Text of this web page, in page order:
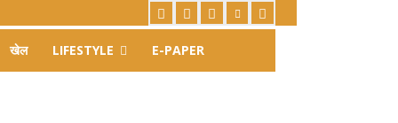
खेल LIFESTYLE E-PAPER